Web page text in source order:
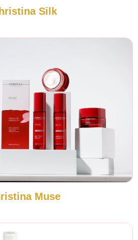
Silk
Muse